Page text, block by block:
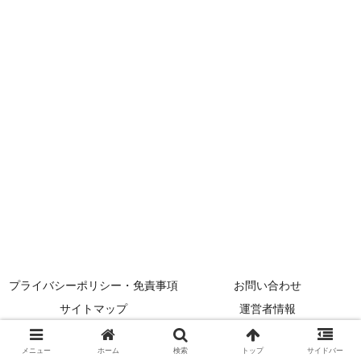
プライバシーポリシー・免責事項
お問い合わせ
サイトマップ
運営者情報
© 2024 メニューの達人.
メニュー ホーム 検索 トップ サイドバー